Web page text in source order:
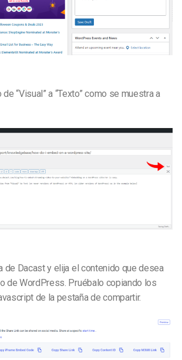
“Visual” a “Texto” como se muestra a
de Dacast y elija el contenido que desea
de WordPress. Pruébalo copiando los
de la pestaña de compartir.